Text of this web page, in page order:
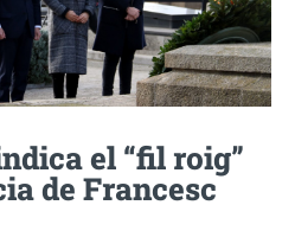
el “fil roig”
de Francesc